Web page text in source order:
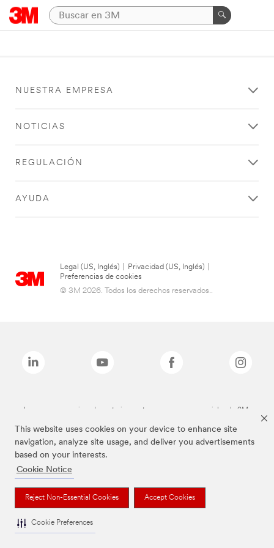
This website uses cookies on your device to enhance site
navigation, analyze site usage, and deliver you advertisements
based on your interests.
Cookie Notice
Reject Non-Essential Cookies Accept Cookies
Cookie Preferences
NUESTRA EMPRESA
NOTICIAS
REGULACIÓN
AYUDA
Legal (US, Inglés) Privacidad (US, Inglés)
Preferencias de cookies
© 3M 2026. Todos los derechos reservados..
Las marcas mencionadas anteriormente son marcas comerciales de 3M.